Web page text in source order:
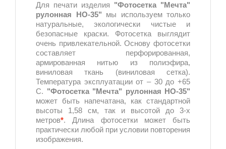
Для печати изделия "Фотосетка "Мечта"
рулонная НО-35" мы используем только
натуральные, экологически чистые и
безопасные краски. Фотосетка выглядит
очень привлекательной. Основу фотосетки
составляет перфорированная,
армированная нитью из полиэфира,
виниловая ткань (виниловая сетка).
Температура эксплуатации от – 30 до +65
С. "Фотосетка "Мечта" рулонная НО-35"
может быть напечатана, как стандартной
высоты 1,58 см, так и высотой до 3-х
метров*. Длина фотосетки может быть
практически любой при условии повторения
изображения.